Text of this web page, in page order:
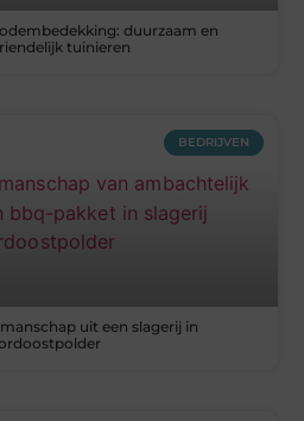
duurzaam en
tuinieren
BEDRIJVEN
uit een slagerij in